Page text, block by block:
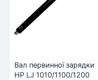
Вал первинної зарядки
HP LJ 1010/1100/1200